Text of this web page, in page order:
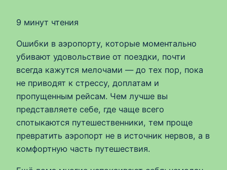
9 минут чтения
Ошибки в аэропорту, которые моментально
убивают удовольствие от поездки, почти
всегда кажутся мелочами — до тех пор, пока
не приводят к стрессу, доплатам и
пропущенным рейсам. Чем лучше вы
представляете себе, где чаще всего
спотыкаются путешественники, тем проще
превратить аэропорт не в источник нервов, а в
комфортную часть путешествия.